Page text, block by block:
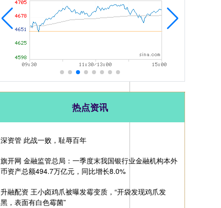
热点资讯
深资管 此战一败，耻辱百年
旗开网 金融监管总局：一季度末我国银行业金融机构本外
币资产总额494.7万亿元，同比增长8.0%
升融配资 王小卤鸡爪被曝发霉变质，“开袋发现鸡爪发
黑，表面有白色霉菌”